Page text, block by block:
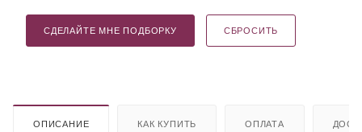
СДЕЛАЙТЕ МНЕ ПОДБОРКУ СБРОСИТЬ
ОПИСАНИЕ КАК КУПИТЬ ОПЛАТА